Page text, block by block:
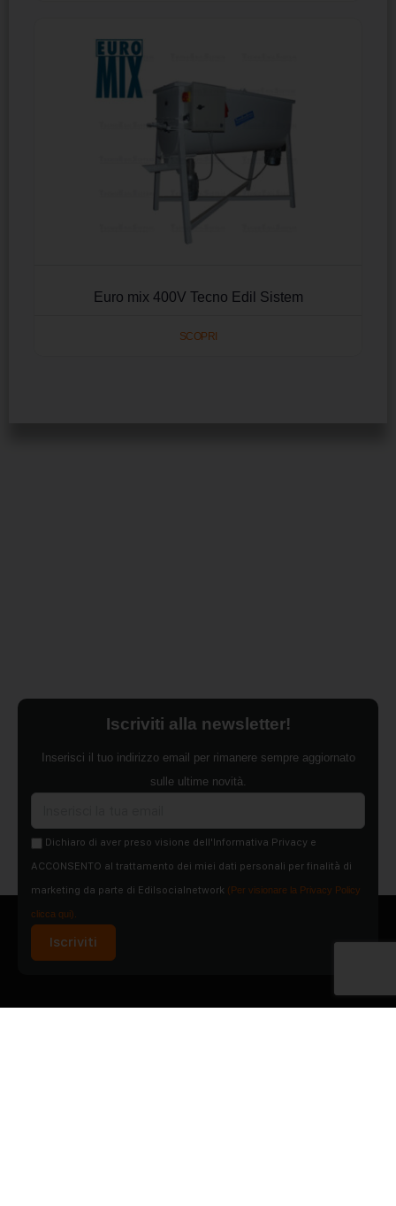
Euro mix 400V Tecno Edil Sistem
SCOPRI
Iscriviti alla newsletter!
Inserisci il tuo indirizzo email per rimanere sempre aggiornato
sulle ultime novità.
Dichiaro di aver preso visione dell'Informativa Privacy e
ACCONSENTO al trattamento dei miei dati personali per finalità di
marketing da parte di Edilsocialnetwork (Per visionare la Privacy Policy
clicca qui).
Iscriviti